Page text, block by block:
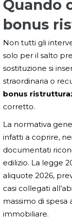
Quando
bonus
Non tutti gli
solo per il salto
sostituzione si
straordinaria o
bonus
corretto.
La normativa
infatti a coprire,
documentati
edilizio. La legge
aliquote 2026,
casi collegati
massimo di
immobiliare.